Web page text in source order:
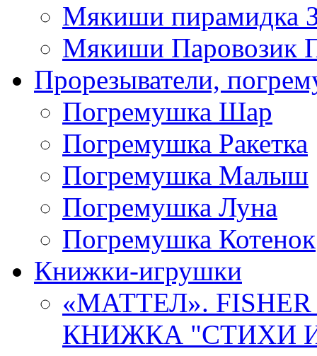
Мякиши пирамидка
Мякиши Паровозик
Прорезыватели,
Погремушка Шар
Погремушка Ракетка
Погремушка Малыш
Погремушка Луна
Погремушка Котенок
Книжки-игрушки
«МАТТЕЛ».
КНИЖКА "СТИХИ И